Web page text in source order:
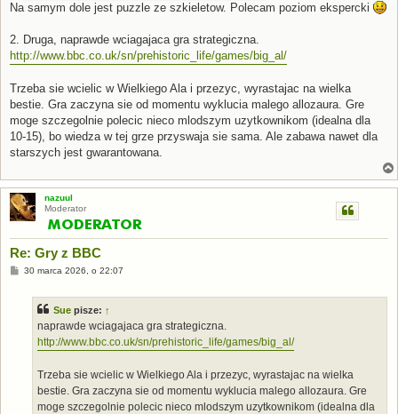
Na samym dole jest puzzle ze szkieletow. Polecam poziom ekspercki
2. Druga, naprawde wciagajaca gra strategiczna.
http://www.bbc.co.uk/sn/prehistoric_life/games/big_al/
Trzeba sie wcielic w Wielkiego Ala i przezyc, wyrastajac na wielka
bestie. Gra zaczyna sie od momentu wyklucia malego allozaura. Gre
moge szczegolnie polecic nieco mlodszym uzytkownikom (idealna dla
10-15), bo wiedza w tej grze przyswaja sie sama. Ale zabawa nawet dla
starszych jest gwarantowana.
nazuul
Moderator
Re: Gry z BBC
P30 marca 2026, o 22:07
Sue pisze: ↑
naprawde wciagajaca gra strategiczna.
http://www.bbc.co.uk/sn/prehistoric_life/games/big_al/
Trzeba sie wcielic w Wielkiego Ala i przezyc, wyrastajac na wielka
bestie. Gra zaczyna sie od momentu wyklucia malego allozaura. Gre
moge szczegolnie polecic nieco mlodszym uzytkownikom (idealna dla